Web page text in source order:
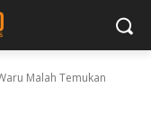
Malah Temukan